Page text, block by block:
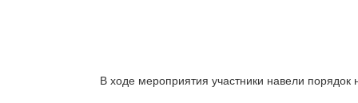
В ходе мероприятия участники навели